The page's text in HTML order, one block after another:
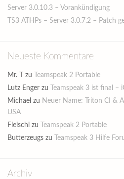
Server 3.0.10.3 – Vorankündigung
TS3 ATHPs – Server 3.0.7.2 – Patch
Neueste Kommentare
Mr. T zu
Teamspeak 2 Portable
Lutz Enger zu
Teamspeak 3 ist final –
Michael zu Neuer Name: Triton CI &
USA
Fleischi zu
Teamspeak 2 Portable
Butterzeugs zu Teamspeak 3 Hilfe
Archiv